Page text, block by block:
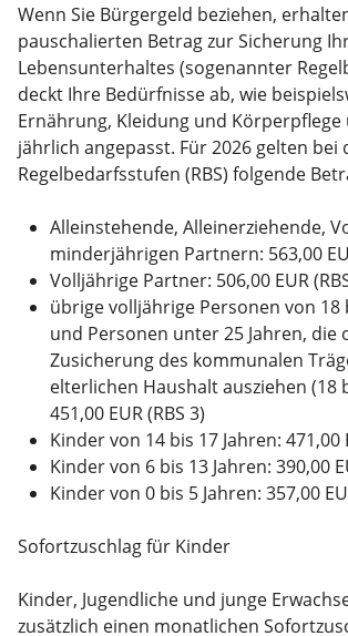
Wenn Sie Bürgergeld beziehen,
pauschalierten Betrag zur Sicherung
Lebensunterhaltes (sogenannter
deckt Ihre Bedürfnisse ab, wie
Ernährung, Kleidung und Körperpflege
jährlich angepasst. Für 2026 gelten bei
Regelbedarfsstufen (RBS) folgende
Alleinstehende, Alleinerziehende,
minderjährigen Partnern: 563,00
Volljährige Partner: 506,00 EUR
übrige volljährige Personen von 18
und Personen unter 25 Jahren, die
Zusicherung des kommunalen
elterlichen Haushalt ausziehen (18
451,00 EUR (RBS 3)
Kinder von 14 bis 17 Jahren: 471,00
Kinder von 6 bis 13 Jahren: 390,00
Kinder von 0 bis 5 Jahren: 357,00
Sofortzuschlag für Kinder
Kinder, Jugendliche und junge
zusätzlich einen monatlichen